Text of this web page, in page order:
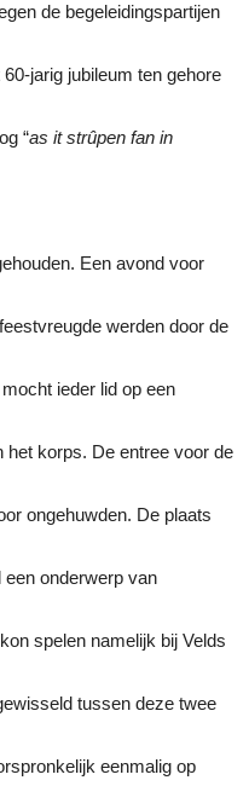
de begeleidingspartijen
jarig jubileum ten gehore
“as it strûpen fan in
Een avond voor
werden door de
ieder lid op een
korps. De entree voor de
ongehuwden. De plaats
onderwerp van
spelen namelijk bij Velds
tussen deze twee
eenmalig op